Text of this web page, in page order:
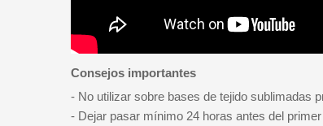
Consejos importantes
- No utilizar sobre bases de tejido sublimadas
- Dejar pasar mínimo 24 horas antes del